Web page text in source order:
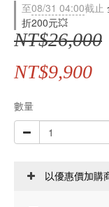
至08/31 04:00截止
折200元💥
NT$26,000
NT$9,900
數量
以優惠價加購